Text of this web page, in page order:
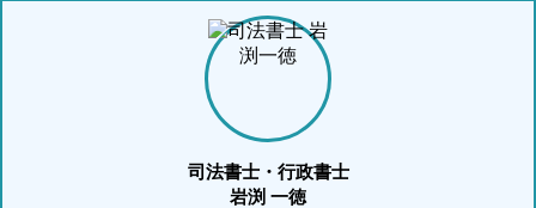
司法書士・行政書士
岩渕 一徳